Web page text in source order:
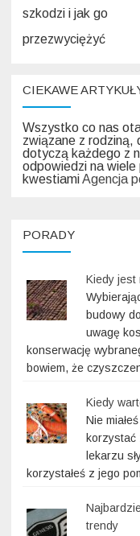
wpisu
szkodzi i jak go
przezwyciężyć
CIEKAWE
Wszystko co nas
związane z rodziną,
dotyczą każdego z
odpowiedzi na
kwestiamiAgencja
PORADY
Kiedy jest
budowy
uwagę
konserwację
bowiem, że
Kiedy
Nie
korzystać
lekarzu
korzystałeś z jego
trendy